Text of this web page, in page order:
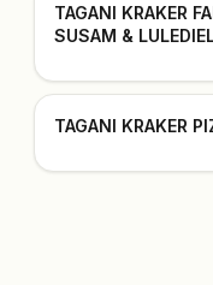
TAGANI KRAKER
SUSAM &
TAGANI KRAKER